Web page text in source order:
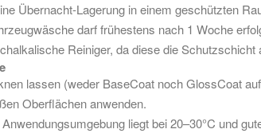
Übernacht-Lagerung in einem geschützten
darf frühestens nach 1 Woche
Reiniger, da diese die Schutzschicht
lassen (weder BaseCoat noch GlossCoat
Oberflächen anwenden.
liegt bei 20–30°C und